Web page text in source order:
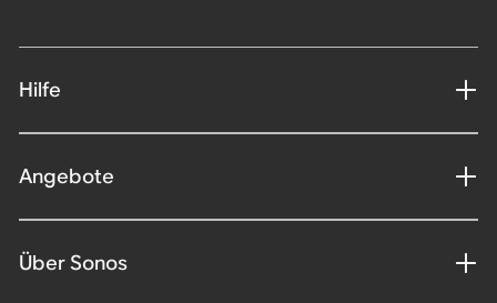
Hilfe
Angebote
Über Sonos